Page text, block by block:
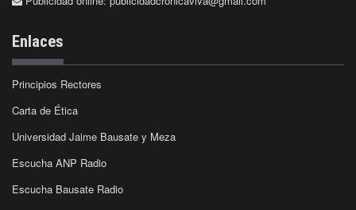
Enlaces
Principios Rectores
Carta de Ética
Universidad Jaime Bausate y Meza
Escucha ANP Radio
Escucha Bausate Radio